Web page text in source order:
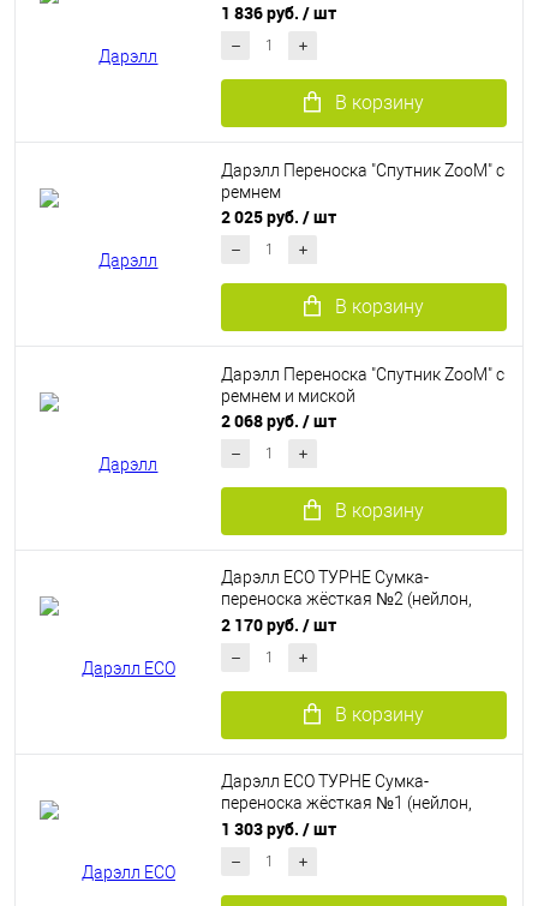
1 836 руб. / шт
В корзину
Дарэлл Переноска "Спутник ZooM" с
ремнем
2 025 руб. / шт
В корзину
Дарэлл Переноска "Спутник ZooM" с
ремнем и миской
2 068 руб. / шт
В корзину
Дарэлл ECO ТУРНЕ Сумка-
переноска жёсткая №2 (нейлон,
пластик)
2 170 руб. / шт
В корзину
Дарэлл ECO ТУРНЕ Сумка-
переноска жёсткая №1 (нейлон,
пластик)
1 303 руб. / шт